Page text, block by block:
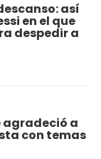
así
en el que
despedir a
agradeció a
con temas